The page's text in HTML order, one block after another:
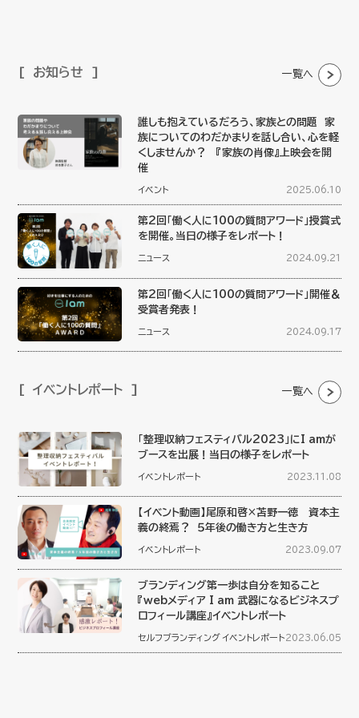
お知らせ 一覧へ
誰しも抱えているだろう、家族との問題 家
族についてのわだかまりを話し合い、心を軽
くしませんか？ 『家族の肖像』上映会を開
催
イベント 2025.06.10
第2回「働く人に100の質問アワード」授賞式
を開催。当日の様子をレポート！
ニュース 2024.09.21
第2回「働く人に100の質問アワード」開催＆
受賞者発表！
ニュース 2024.09.17
イベントレポート 一覧へ
「整理収納フェスティバル2023」にI amが
ブースを出展！当日の様子をレポート
イベントレポート 2023.11.08
【イベント動画】尾原和啓×苫野一徳 資本主
義の終焉？ ５年後の働き方と生き方
イベントレポート 2023.09.07
ブランディング第一歩は自分を知ること
『webメディア I am 武器になるビジネスプ
ロフィール講座』イベントレポート
セルフブランディング イベントレポート 2023.06.05